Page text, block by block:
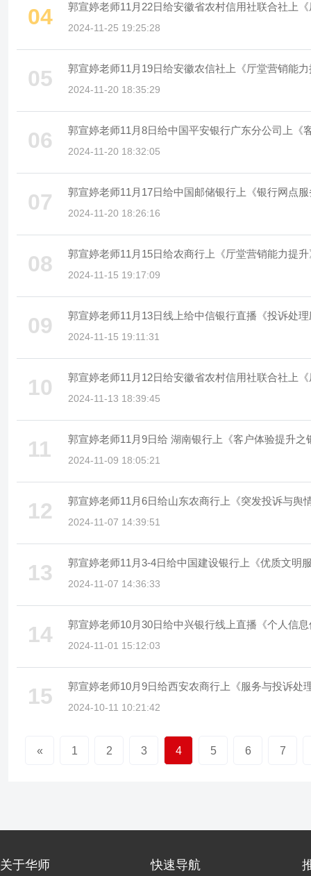
04 郭宣婷老师11月22日给安徽省农村信用社联合社上
2024-11-25 19:25:28
05 郭宣婷老师11月19日给安徽农信社上《厅堂营销能
2024-11-20 18:35:29
06 郭宣婷老师11月8日给中国平安银行广东分公司上
2024-11-20 18:32:05
07 郭宣婷老师11月17日给中国邮储银行上《银行网点
2024-11-20 18:26:16
08 郭宣婷老师11月15日给农商行上《厅堂营销能力提
2024-11-15 19:17:09
09 郭宣婷老师11月13日线上给中信银行直播《投诉处
2024-11-15 19:11:31
10 郭宣婷老师11月12日给安徽省农村信用社联合社上
2024-11-13 18:39:45
11 郭宣婷老师11月9日给 湖南银行上《客户体验提升
2024-11-09 18:05:21
12 郭宣婷老师11月6日给山东农商行上《突发投诉与舆
2024-11-07 14:39:51
13 郭宣婷老师11月3-4日给中国建设银行上《优质文明
2024-11-07 14:36:33
14 郭宣婷老师10月30日给中兴银行线上直播《个人信
2024-11-01 15:12:03
15 郭宣婷老师10月9日给西安农商行上《服务与投诉处
2024-10-11 10:21:42
« 1 2 3 4 5 6 7
关于华师 快速导航